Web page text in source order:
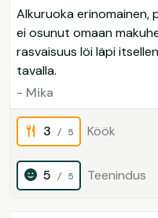
Alkuruoka erinomainen,
ei osunut omaan
rasvaisuus löi läpi
tavalla.
- Mika
3 / 5 Köök
5 / 5 Teenindus